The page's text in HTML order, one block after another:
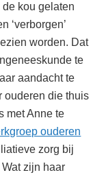
kou gelaten
‘verborgen’
worden. Dat
te
aandacht te
ouderen die thuis
met Anne te
ouderen
zorg bij
zijn haar